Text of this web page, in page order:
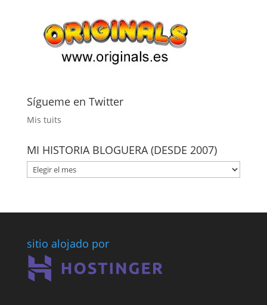
Sígueme en Twitter
Mis tuits
MI HISTORIA BLOGUERA (DESDE 2007)
MI
HISTORIA
sitio alojado por